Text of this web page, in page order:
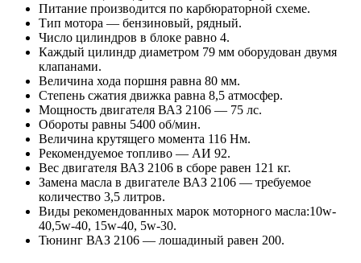
Питание производится по карбюраторной схеме.
Тип мотора — бензиновый, рядный.
Число цилиндров в блоке равно 4.
Каждый цилиндр диаметром 79 мм оборудован двумя
клапанами.
Величина хода поршня равна 80 мм.
Степень сжатия движка равна 8,5 атмосфер.
Мощность двигателя ВАЗ 2106 — 75 лс.
Обороты равны 5400 об/мин.
Величина крутящего момента 116 Нм.
Рекомендуемое топливо — АИ 92.
Вес двигателя ВАЗ 2106 в сборе равен 121 кг.
Замена масла в двигателе ВАЗ 2106 — требуемое
количество 3,5 литров.
Виды рекомендованных марок моторного масла:10w-
40,5w-40, 15w-40, 5w-30.
Тюнинг ВАЗ 2106 — лошадиный равен 200.